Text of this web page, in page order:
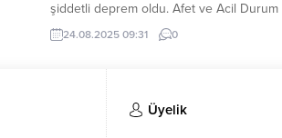
şiddetli deprem oldu. Afet ve Acil Durum
Yönetim Başkanlığı (AFAD) depremin
şiddeti 4.0 olarak kaydedildiğini açıkladı.
derinliğinde meydana geldi. AFAD’ın
deprem ile ilgili sosyal medya paylaşımı
şu şekilde; YAZI ARASI REKLAM ALANI
24.08.2025 09:31 0
Üyelik